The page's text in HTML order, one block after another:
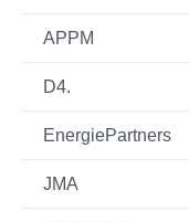
APPM
D4.
EnergiePartners
JMA